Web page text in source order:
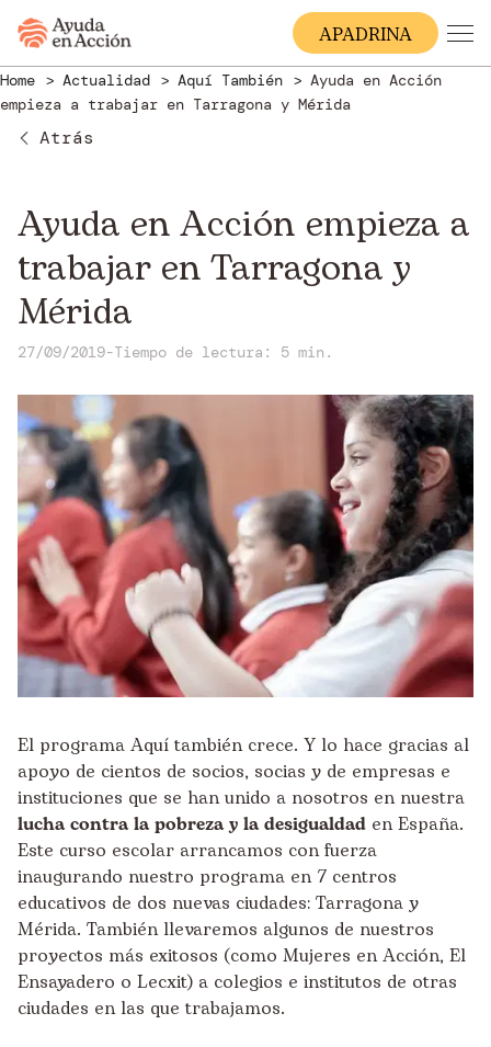
APADRINA
Home Actualidad Aquí También
Ayuda en Acción
empieza a trabajar en Tarragona y Mérida
Atrás
Ayuda en Acción empieza a
trabajar en Tarragona y
Mérida
27/09/2019-Tiempo de lectura: 5 min.
El programa Aquí tambiéncrece. Y lo hace gracias al
apoyo de cientos de socios, socias y de empresas e
instituciones que se han unido a nosotros en nuestra
lucha contra la pobreza y la desigualdad en España.
Este curso escolar arrancamos con fuerza
inaugurando nuestro programa en 7 centros
educativos de dos nuevas ciudades: Tarragona y
Mérida. También llevaremos algunos de nuestros
proyectos más exitosos (como Mujeres en Acción, El
Ensayadero o Lecxit) a colegios e institutos de otras
ciudades en las que trabajamos.